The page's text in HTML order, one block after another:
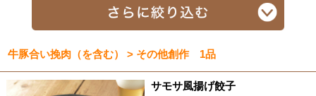
牛豚合い挽肉（を含む） > その他創作 1品
サモサ風揚げ餃子